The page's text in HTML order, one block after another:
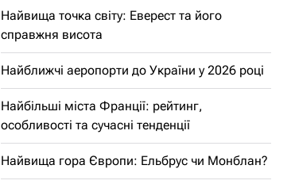
Найвища точка світу: Еверест та його
справжня висота
Найближчі аеропорти до України у 2026 році
Найбільші міста Франції: рейтинг,
особливості та сучасні тенденції
Найвища гора Європи: Ельбрус чи Монблан?